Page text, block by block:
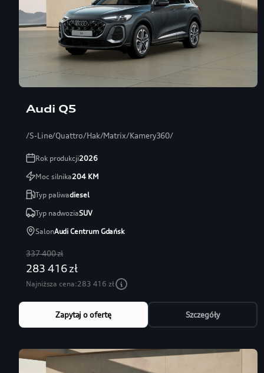
Audi Q5
/S-Line/Quattro/Hak/Matrix/Kamery360/
Rok produkcji2026
Moc silnika204KM
Typ paliwadiesel
Typ nadwoziaSUV
SalonAudi Centrum Gdańsk
337 400 zł
283 416 zł
Najniższa cena:283 416 zł
Zapytaj o ofertę Szczegóły